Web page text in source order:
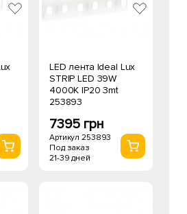
LED лента Ideal Lux
STRIP LED 39W
4000K IP20 3mt
253893
7395 грн
Артикул 253893
Под заказ
21-39 дней